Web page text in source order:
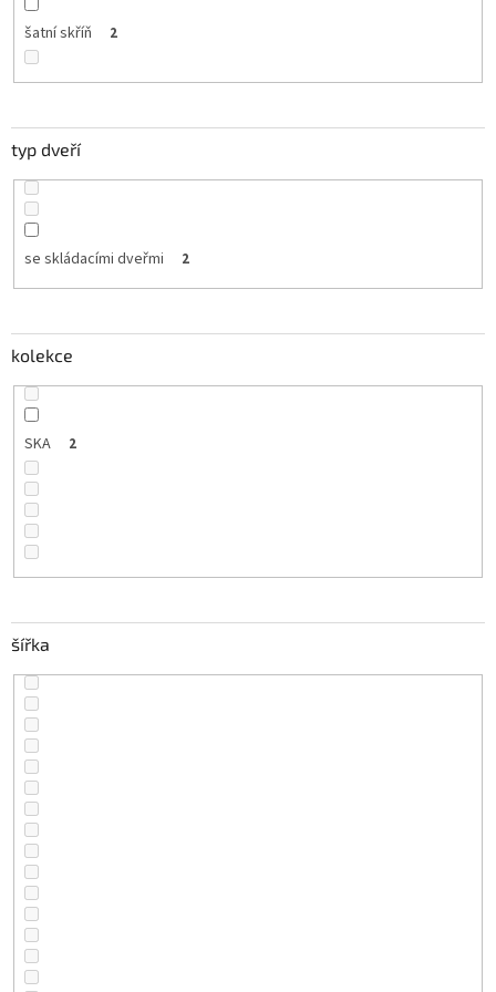
šatní skříň 2
typ dveří
se skládacími dveřmi 2
kolekce
SKA 2
šířka